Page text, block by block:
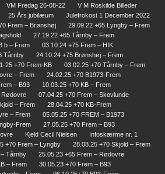
VM Fredag 26-08-22
V M Roskilde Billeder
25 Års jubilæum
Julefrokost 1 December 2022
Frem – Brønshøj
29.09.22 +65 Lyngby – Frem
27.19.22 +65 Tårnby – Frem
b – Frem
03.10.24 +75 Frem – HIK
Tårnby
24.10.24 +75 Brønshøj – Frem
25 +70 Frem-KB
03.02.25 +70 Tårnby – Frem
– Frem
24.02.25 +70 B1973-Frem
– B93
10.03.25 +70 KB – Frem
Rødovre
07.04.25 +70 Frem – Skovlunde
– Frem
28.04.25 +70 KB-Frem
– Frem
05.05.25 +70 FREM – B1973
Frem
27.05.25 +70 Frem – B93
Kjeld Cecil Nielsen
Infoskærme nr. 1
+70 Frem – Lyngby
28.08.25 +70 Skjold – Frem
Tårnby
25.05.23 +65 Frem – Rødovre
– Frem
30.05.23 +70 Frem – B93